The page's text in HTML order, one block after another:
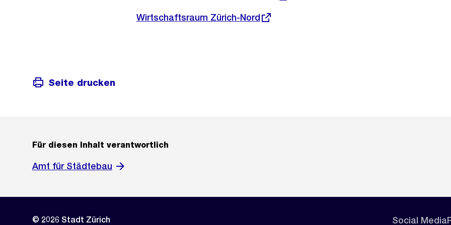
Link:
Externer
Link:
Wirtschaftsraum Zürich-Nord
Seite drucken
Für diesen Inhalt verantwortlich
Amt für Städtebau
© 2026 Stadt Zürich Social Media